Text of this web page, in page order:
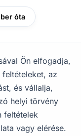
óta
Ön elfogadja,
az
és vállalja,
helyi törvény
feltételek
vagy elérése.